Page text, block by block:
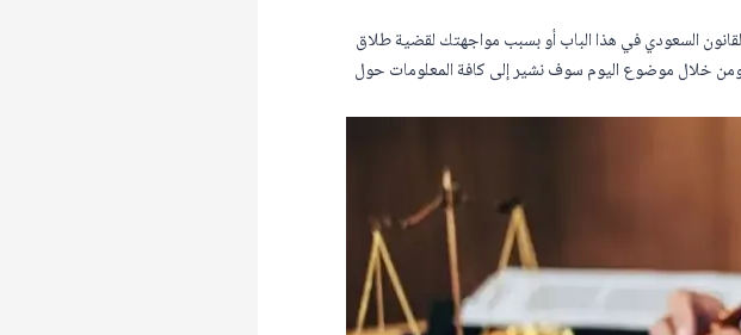
السعودي في هذا الباب أو بسبب مواجهتك لقضية طلاق
خلال موضوع اليوم سوف نشير إلى كافة المعلومات حول